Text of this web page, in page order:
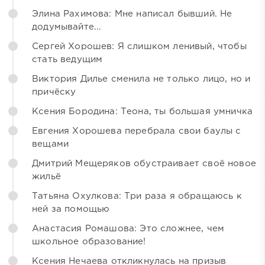
Элина Рахимова: Мне написал бывший. Не
додумывайте...
Сергей Хорошев: Я слишком ленивый, чтобы
стать ведущим
Виктория Дилье сменила не только лицо, но и
причёску
Ксения Бородина: Теона, ты большая умничка
Евгения Хорошева перебрала свои баулы с
вещами
Дмитрий Мещеряков обустраивает своё новое
жильё
Татьяна Охулкова: Три раза я обращаюсь к
ней за помощью
Анастасия Ромашова: Это сложнее, чем
школьное образование!
Ксения Нечаева откликнулась на призыв